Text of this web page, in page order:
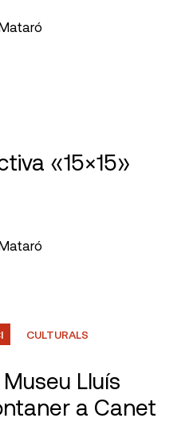
«15×15»
CULTURALS
Lluís
a Canet